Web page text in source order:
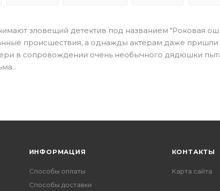
зловещий детектив под названием "Роковая
происшествия, а однажды актёрам даже пришли
в сопровождении очень необычного дядюшки
ИНФОРМАЦИЯ
Способы оплаты
Способы доставки
КОНТАКТЫ
Карта сайта